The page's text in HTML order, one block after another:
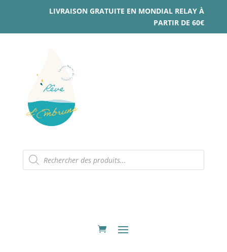
LIVRAISON GRATUITE EN MONDIAL RELAY À
PARTIR DE 60€
Recherche
de
produits